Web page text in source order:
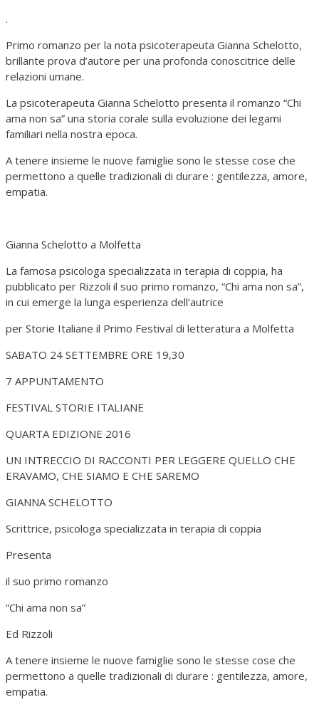
.
Primo romanzo per la nota psicoterapeuta Gianna Schelotto,
brillante prova d’autore per una profonda conoscitrice delle
relazioni umane.
La psicoterapeuta Gianna Schelotto presenta il romanzo “Chi
ama non sa” una storia corale sulla evoluzione dei legami
familiari nella nostra epoca.
A tenere insieme le nuove famiglie sono le stesse cose che
permettono a quelle tradizionali di durare : gentilezza, amore,
empatia.
Gianna Schelotto a Molfetta
La famosa psicologa specializzata in terapia di coppia, ha
pubblicato per Rizzoli il suo primo romanzo, “Chi ama non sa”,
in cui emerge la lunga esperienza dell’autrice
per Storie Italiane il Primo Festival di letteratura a Molfetta
SABATO 24 SETTEMBRE ORE 19,30
7 APPUNTAMENTO
FESTIVAL STORIE ITALIANE
QUARTA EDIZIONE 2016
UN INTRECCIO DI RACCONTI PER LEGGERE QUELLO CHE
ERAVAMO, CHE SIAMO E CHE SAREMO
GIANNA SCHELOTTO
Scrittrice, psicologa specializzata in terapia di coppia
Presenta
il suo primo romanzo
“Chi ama non sa”
Ed Rizzoli
A tenere insieme le nuove famiglie sono le stesse cose che
permettono a quelle tradizionali di durare : gentilezza, amore,
empatia.